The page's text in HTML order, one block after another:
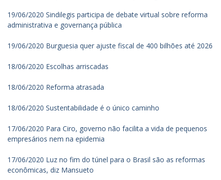
19/06/2020 Sindilegis participa de debate virtual sobre reforma
administrativa e governança pública
19/06/2020 Burguesia quer ajuste fiscal de 400 bilhões até 2026
18/06/2020 Escolhas arriscadas
18/06/2020 Reforma atrasada
18/06/2020 Sustentabilidade é o único caminho
17/06/2020 Para Ciro, governo não facilita a vida de pequenos
empresários nem na epidemia
17/06/2020 Luz no fim do túnel para o Brasil são as reformas
econômicas, diz Mansueto